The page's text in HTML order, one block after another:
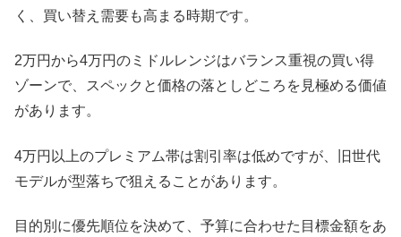
く、買い替え需要も高まる時期です。
2万円から4万円のミドルレンジはバランス重視の買い得
ゾーンで、スペックと価格の落としどころを見極める価値
があります。
4万円以上のプレミアム帯は割引率は低めですが、旧世代
モデルが型落ちで狙えることがあります。
目的別に優先順位を決めて、予算に合わせた目標金額をあ